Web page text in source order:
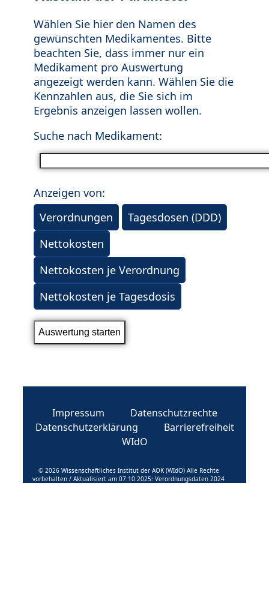
Wählen Sie hier den Namen des
gewünschten Medikamentes. Bitte
beachten Sie, dass immer nur ein
Medikament pro Auswertung
angezeigt werden kann. Wählen Sie die
Kennzahlen aus, die Sie sich im
Ergebnis anzeigen lassen wollen.
Suche nach Medikament:
Anzeigen von:
Verordnungen
Tagesdosen (DDD)
Nettokosten
Nettokosten je Verordnung
Nettokosten je Tagesdosis
Impressum
Datenschutzrechte
Datenschutzerklärung
Barrierefreiheit
WIdO
© 2026 Wissenschaftliches Institut der AOK (WIdO) Alle Rechte
vorbehalten / Aktualisiert am 07.10.2025: Verordnungsdaten 2024